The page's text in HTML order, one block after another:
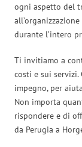
ogni aspetto del
durante l’intero
Ti invitiamo a
costi e sui
impegno, per
Non importa
rispondere e di
da Perugia a